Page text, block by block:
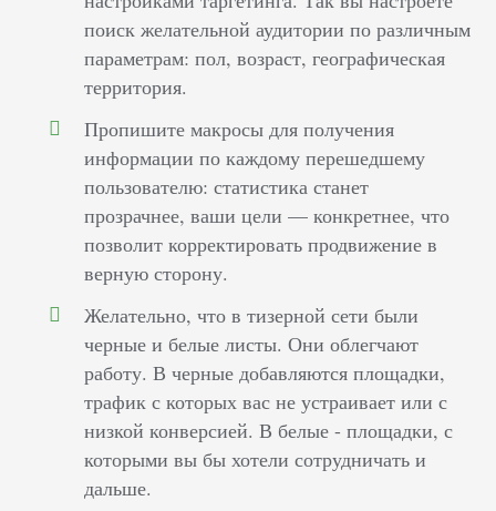
поиск желательной аудитории по различным
параметрам: пол, возраст, географическая
территория.
Пропишите макросы для получения
информации по каждому перешедшему
пользователю: статистика станет
прозрачнее, ваши цели — конкретнее, что
позволит корректировать продвижение в
верную сторону.
Желательно, что в тизерной сети были
черные и белые листы. Они облегчают
работу. В черные добавляются площадки,
трафик с которых вас не устраивает или с
низкой конверсией. В белые - площадки, с
которыми вы бы хотели сотрудничать и
дальше.